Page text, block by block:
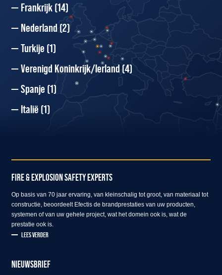
Frankrijk(14)
Nederland(2)
Turkije (1)
Verenigd Koninkrijk/Ierland(4)
Spanje (1)
Italië (1)
FIRE & EXPLOSION SAFETY EXPERTS
Op basis van 70 jaar ervaring, van kleinschalig tot groot, van materiaal tot
constructie, beoordeelt Efectis de brandprestaties van uw producten,
systemen of van uw gehele project, wat het domein ook is, wat de
prestatie ook is.
LEES VERDER
NIEUWSBRIEF